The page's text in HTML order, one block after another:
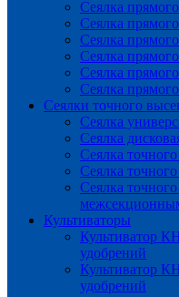
Сеялка
Сеялка
Сеялка
Сеялка
Сеялка
Сеялка
Сеялки точного
Сеялка
Сеялка
Сеялка
Сеялка
Сеялка
Культиваторы
Культиватор
удобрений
Культиватор
удобрений